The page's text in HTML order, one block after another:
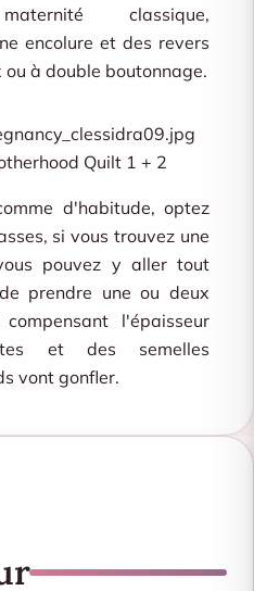
classique,
encolure et des revers
à double boutonnage.
Quilt 1 + 2
d'habitude, optez
si vous trouvez une
pouvez y aller tout
prendre une ou deux
l'épaisseur
et des semelles
vont gonfler.